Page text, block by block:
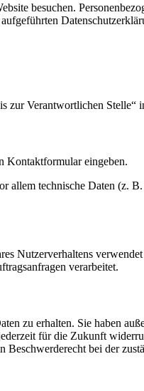
besuchen.
Verantwortlichen Stelle“
Kontaktformular eingeben.
allem technische Daten (z.
Nutzerverhaltens
verarbeitet.
zu erhalten. Sie haben
für die Zukunft
Beschwerderecht bei der